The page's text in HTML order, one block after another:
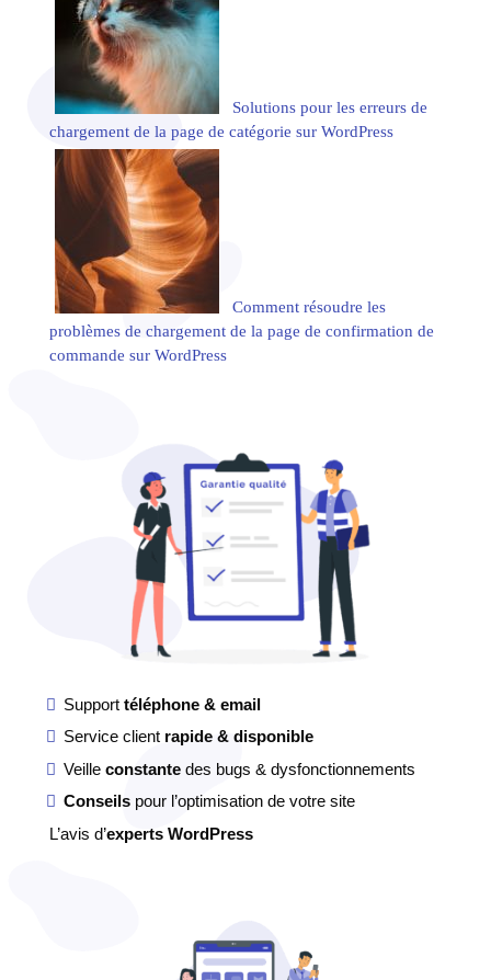
Solutions pour les erreurs de
chargement de la page de catégorie sur WordPress
Comment résoudre les
problèmes de chargement de la page de confirmation de
commande sur WordPress
Supporttéléphone & email
Service client rapide & disponible
Veille constantedes bugs & dysfonctionnements
Conseilspour l’optimisation de votre site
L’avis d’experts WordPress